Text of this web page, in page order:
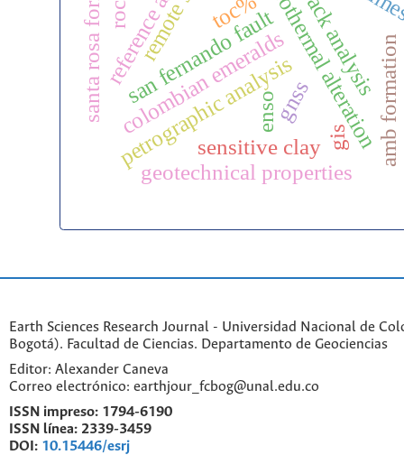
colombian emeraldshydrothermal alteration
san fernando fault
petrographic analysis
geotechnical properties
amb formation
reference area
gis
back analysis
ensognss
toc%
sensitive clay
Earth Sciences Research Journal - Universidad Nacional de
Bogotá). Facultad de Ciencias. Departamento de Geociencias
Editor: Alexander Caneva
Correo electrónico: earthjour_fcbog@unal.edu.co
ISSN impreso: 1794-6190
ISSN línea: 2339-3459
DOI: 10.15446/esrj